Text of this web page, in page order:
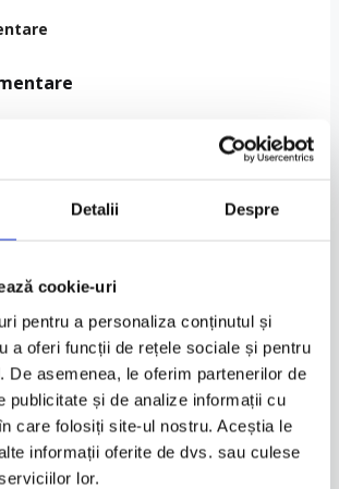
Detalii Despre
cookie-uri
pentru a personaliza conținutul și
a oferi funcții de rețele sociale și pentru
De asemenea, le oferim partenerilor de
publicitate și de analize informații cu
care folosiți site-ul nostru. Aceștia le
informații oferite de dvs. sau culese
lor.
Termoscud
TUCANO URBANO
China